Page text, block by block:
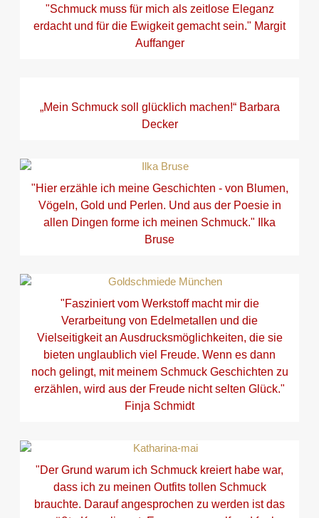
"Schmuck muss für mich als zeitlose Eleganz
erdacht und für die Ewigkeit gemacht sein." Margit
Auffanger
„Mein Schmuck soll glücklich machen!“ Barbara
Decker
"Hier erzähle ich meine Geschichten - von Blumen,
Vögeln, Gold und Perlen. Und aus der Poesie in
allen Dingen forme ich meinen Schmuck." Ilka
Bruse
"Fasziniert vom Werkstoff macht mir die
Verarbeitung von Edelmetallen und die
Vielseitigkeit an Ausdrucksmöglichkeiten, die sie
bieten unglaublich viel Freude. Wenn es dann
noch gelingt, mit meinem Schmuck Geschichten zu
erzählen, wird aus der Freude nicht selten Glück."
Finja Schmidt
"Der Grund warum ich Schmuck kreiert habe war,
dass ich zu meinen Outfits tollen Schmuck
brauchte. Darauf angesprochen zu werden ist das